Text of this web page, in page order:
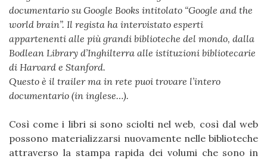
documentario su Google Books intitolato “Google and the
world brain”. Il regista ha intervistato esperti
appartenenti alle più grandi biblioteche del mondo, dalla
Bodlean Library d’Inghilterra alle istituzioni bibliotecarie
di Harvard e Stanford.
Questo è il trailer ma in rete puoi trovare l’intero
documentario (in inglese…).
Così come i libri si sono sciolti nel web, così dal web
possono materializzarsi nuovamente nelle biblioteche
attraverso la stampa rapida dei volumi che sono in